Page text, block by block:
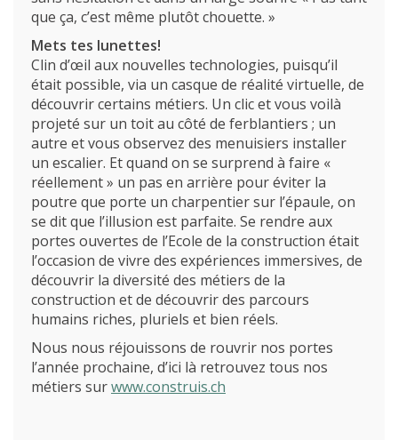
Métiers
Actualités
Contact
Emploi
proFonds
Portes ouvertes 2026
Cours interentreprises
Tests d’aptitudes
Accès et plan de l’école
Liens utiles
Recherche
(Par exemple: un métier ou une formation)
que ça, c’est même plutôt chouette. »
Mets tes lunettes!
Clin d’œil aux nouvelles technologies, puisqu’il
était possible, via un casque de réalité virtuelle, de
découvrir certains métiers. Un clic et vous voilà
projeté sur un toit au côté de ferblantiers ; un
autre et vous observez des menuisiers installer
un escalier. Et quand on se surprend à faire «
réellement » un pas en arrière pour éviter la
poutre que porte un charpentier sur l’épaule, on
se dit que l’illusion est parfaite. Se rendre aux
portes ouvertes de l’Ecole de la construction était
l’occasion de vivre des expériences immersives, de
découvrir la diversité des métiers de la
construction et de découvrir des parcours
humains riches, pluriels et bien réels.
Nous nous réjouissons de rouvrir nos portes
l’année prochaine, d’ici là retrouvez tous nos
métiers surwww.construis.ch